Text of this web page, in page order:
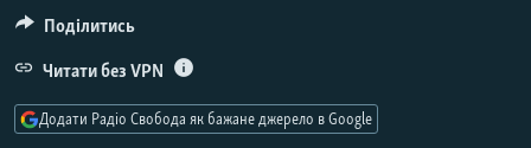
до
навігації
Перейти
до
ПОЛІТИКА
ЕКОНОМІКА
СУСПІЛЬСТВО
ВІЙНА
РОСІЙСЬКА «ФІЛЬТРАЦІЯ»
ДОНБАС.РЕАЛІЇ
Поділитись
Читати без VPN
Додати Радіо Свобода як бажане джерело в Google